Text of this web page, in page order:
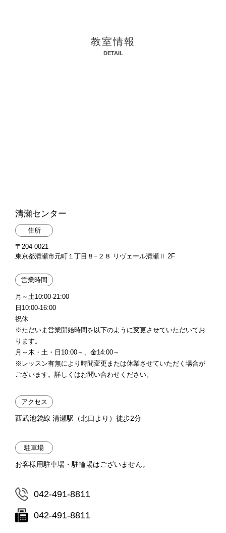
教室情報
DETAIL
清瀬センター
住所
〒204-0021
東京都清瀬市元町１丁目８−２８ リヴェール清瀬Ⅱ 2F
営業時間
月～土10:00-21:00
日10:00-16:00
祝休
※ただいま営業開始時間を以下のように変更させていただいてお
ります。
月～木・土・日10:00～、金14:00～
※レッスン有無により時間変更または休業させていただく場合が
ございます。詳しくはお問い合わせください。
アクセス
西武池袋線 清瀬駅（北口より）徒歩2分
駐車場
お客様用駐車場・駐輪場はございません。
042-491-8811
042-491-8811